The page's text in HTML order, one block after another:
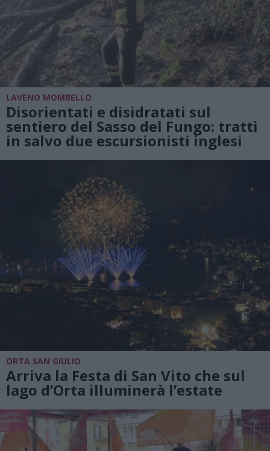
LAVENO MOMBELLO
Disorientati e disidratati sul
sentiero del Sasso del Fungo: tratti
in salvo due escursionisti inglesi
ORTA SAN GIULIO
Arriva la Festa di San Vito che sul
lago d’Orta illuminerà l’estate